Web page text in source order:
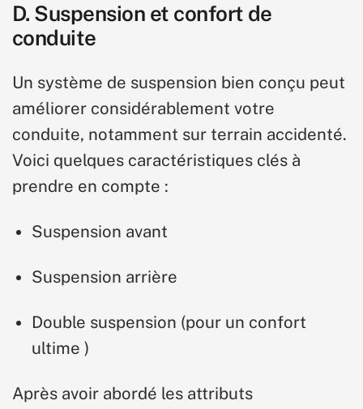
D. Suspension et confort de
conduite
Un système de suspension bien conçu peut
améliorer considérablement votre
conduite, notamment sur terrain accidenté.
Voici quelques caractéristiques clés à
prendre en compte :
Suspension avant
Suspension arrière
Double suspension (pour un confort
ultime )
Après avoir abordé les attributs